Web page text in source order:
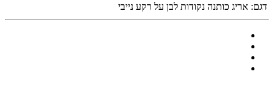
דגם: אריג כותנה נקודות לבן על רקע נייבי